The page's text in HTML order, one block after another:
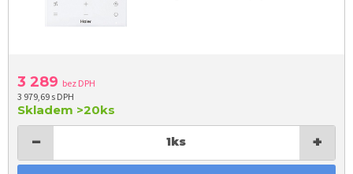
3 289 bez DPH
3 979,69 s DPH
Skladem >20ks
− 1ks +